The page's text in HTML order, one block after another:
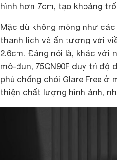
hình hơn 7cm, tạo khoảng
Mặc dù không mỏng như
thanh lịch và ấn tượng với
2.6cm. Đáng nói là, khác với
mô-đun, 75QN90F duy trì
phủ chống chói Glare Free
thiện chất lượng hình ảnh,